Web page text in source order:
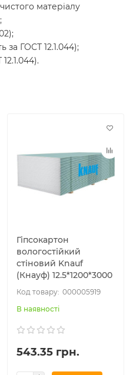
матеріалу
за ГОСТ 12.1.044);
Гіпсокартон
вологостійкий
стіновий Knauf
(Кнауф) 12.5*1200*3000
000005919
В наявності
543.35 грн.